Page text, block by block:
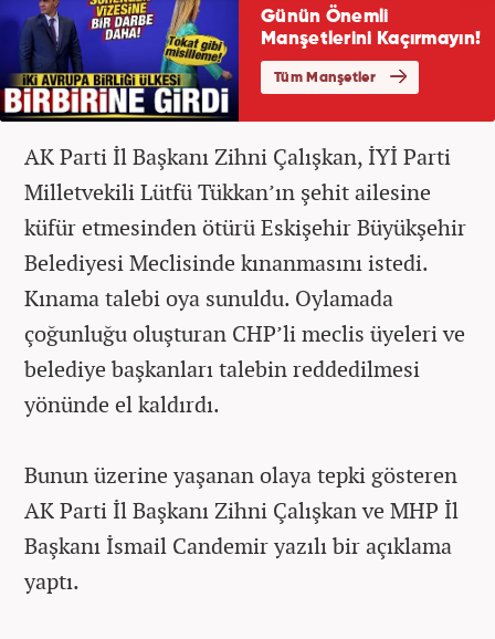
AK Parti İl Başkanı Zihni Çalışkan, İYİ Parti
Milletvekili Lütfü Tükkan’ın şehit ailesine
küfür etmesinden ötürü Eskişehir Büyükşehir
Belediyesi Meclisinde kınanmasını istedi.
Kınama talebi oya sunuldu. Oylamada
çoğunluğu oluşturan CHP’li meclis üyeleri ve
belediye başkanları talebin reddedilmesi
yönünde el kaldırdı.
Bunun üzerine yaşanan olaya tepki gösteren
AK Parti İl Başkanı Zihni Çalışkan ve MHP İl
Başkanı İsmail Candemir yazılı bir açıklama
yaptı.